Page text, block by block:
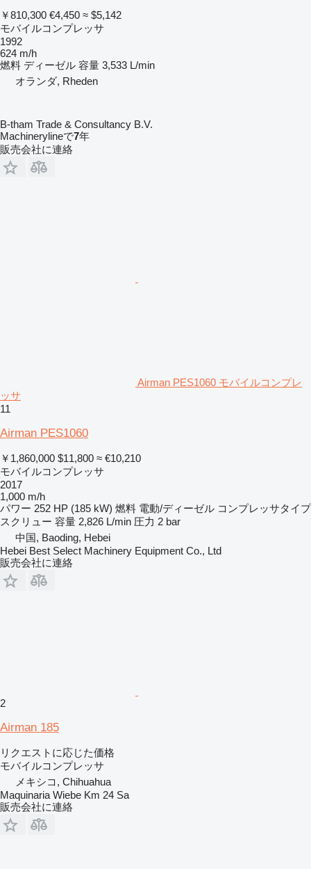
￥810,300 €4,450 ≈ $5,142
モバイルコンプレッサ
1992
624 m/h
燃料 ディーゼル 容量 3,533 L/min
オランダ, Rheden
B-tham Trade & Consultancy B.V.
Machinerylineで7年
販売会社に連絡
Airman PES1060 モバイルコンプレ
ッサ
11
Airman PES1060
￥1,860,000 $11,800 ≈ €10,210
モバイルコンプレッサ
2017
1,000 m/h
パワー 252 HP (185 kW) 燃料 電動/ディーゼル コンプレッサタイプ
スクリュー 容量 2,826 L/min 圧力 2 bar
中国, Baoding, Hebei
Hebei Best Select Machinery Equipment Co., Ltd
販売会社に連絡
2
Airman 185
リクエストに応じた価格
モバイルコンプレッサ
メキシコ, Chihuahua
Maquinaria Wiebe Km 24 Sa
販売会社に連絡